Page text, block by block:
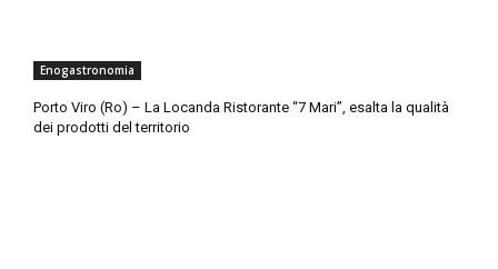
Enogastronomia
Porto Viro (Ro) – La Locanda Ristorante “7 Mari”, esalta la qualità
dei prodotti del territorio